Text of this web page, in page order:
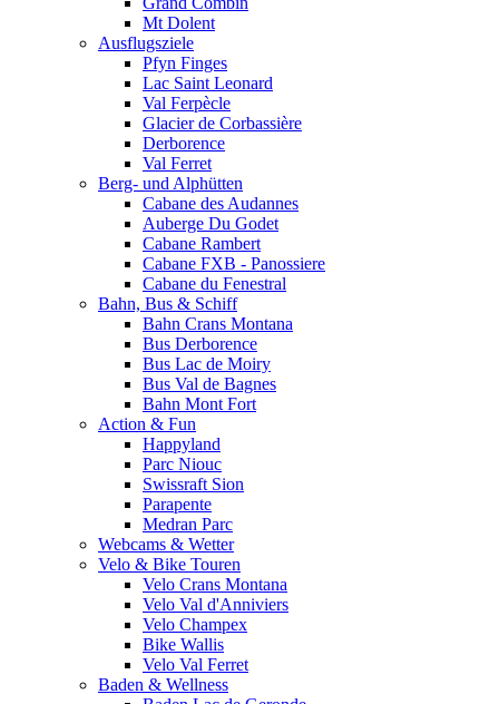
Mt Dolent
Ausflugsziele
Pfyn Finges
Lac Saint Leonard
Val Ferpècle
Glacier de Corbassière
Derborence
Val Ferret
Berg- und Alphütten
Cabane des Audannes
Auberge Du Godet
Cabane Rambert
Cabane FXB - Panossiere
Cabane du Fenestral
Bahn, Bus & Schiff
Bahn Crans Montana
Bus Derborence
Bus Lac de Moiry
Bus Val de Bagnes
Bahn Mont Fort
Action & Fun
Happyland
Parc Niouc
Swissraft Sion
Parapente
Medran Parc
Webcams & Wetter
Velo & Bike Touren
Velo Crans Montana
Velo Val d'Anniviers
Velo Champex
Bike Wallis
Velo Val Ferret
Baden & Wellness